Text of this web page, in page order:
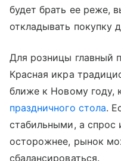
будет брать ее реже,
откладывать покупку
Для розницы главный
Красная икра
ближе к Новому году,
праздничного стола.
стабильными, а спрос
осторожнее, рынок
сбалансироваться.